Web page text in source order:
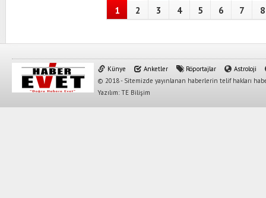
1 2 3 4 5 6 7 8
Künye Anketler Röportajlar
Astroloji
© 2018 - Sitemizde yayınlanan haberlerin telif hakları
Yazılım: TE Bilişim